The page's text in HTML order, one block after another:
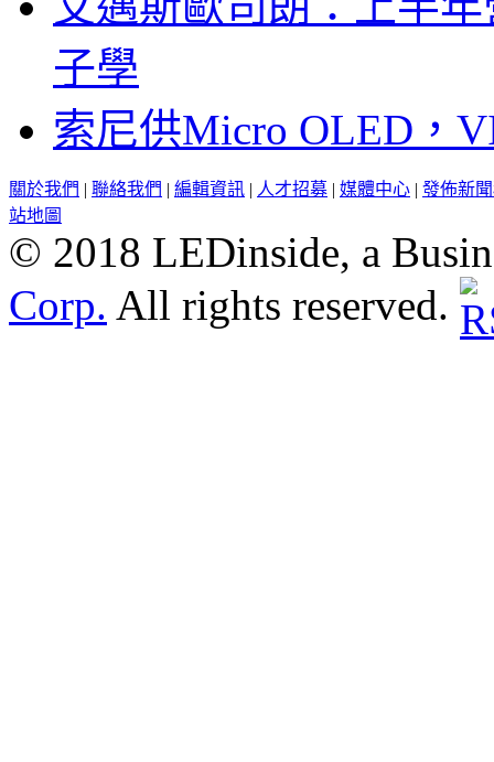
子學
索尼供Micro OLED，
關於我們 | 聯絡我們 | 編輯資訊 | 人才招募 | 媒體中心 | 發佈新
站地圖
© 2018 LEDinside, a
Corp. All rights reserved.